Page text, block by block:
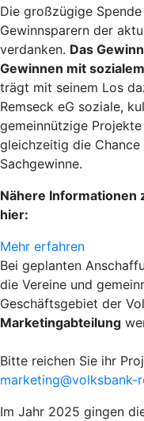
Die großzügige
Gewinnsparern der
verdanken. Das
Gewinnen mit
trägt mit seinem Los
Remseck eG soziale,
gemeinnützige
gleichzeitig die
Sachgewinne.
Nähere Informationen
hier:
Mehr erfahren
Bei geplanten
die Vereine und
Geschäftsgebiet der
Marketingabteilung
Bitte reichen Sie ihr
marketing@volksbank-
Im Jahr 2025 gingen